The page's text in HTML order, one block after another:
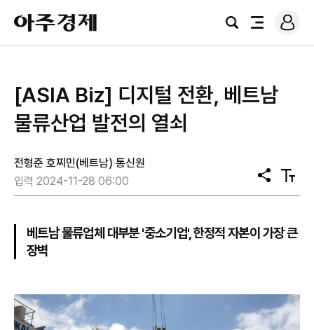
아
주
경
검
전
로
그
[ASIA Biz] 디지털 전환, 베트남
물류산업 발전의 열쇠
전형준 호찌민(베트남) 통신원
입력 2024-11-28 06:00
공
유
텍
스
기
베트남 물류업체 대부분 '중소기업', 한정적 자본이 가장 큰
장벽